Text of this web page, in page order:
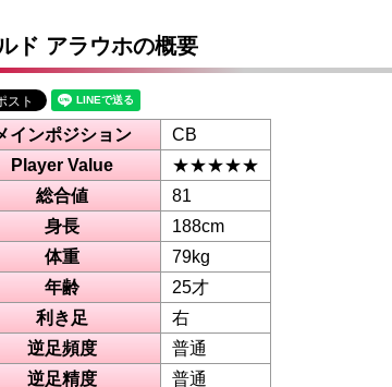
ド アラウホの概要
インポジション
CB
Player Value
★★★★★
総合値
81
身長
188cm
体重
79kg
年齢
25才
利き足
右
逆足頻度
普通
逆足精度
普通